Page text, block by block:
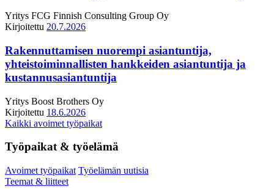
Yritys FCG Finnish Consulting Group Oy
Kirjoitettu 20.7.2026
Rakennuttamisen nuorempi asiantuntija,
yhteistoiminnallisten hankkeiden asiantuntija ja
kustannusasiantuntija
Yritys Boost Brothers Oy
Kirjoitettu 18.6.2026
Kaikki avoimet työpaikat
Työpaikat & työelämä
Avoimet työpaikat Työelämän uutisia
Teemat & liitteet